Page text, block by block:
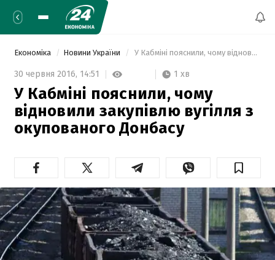
Економіка Новини України У Кабміні пояснили, чому відновили закупівлю вугілля з окупованого Донбасу
30 червня 2016, 14:51 1 хв
У Кабміні пояснили, чому
відновили закупівлю вугілля з
окупованого Донбасу